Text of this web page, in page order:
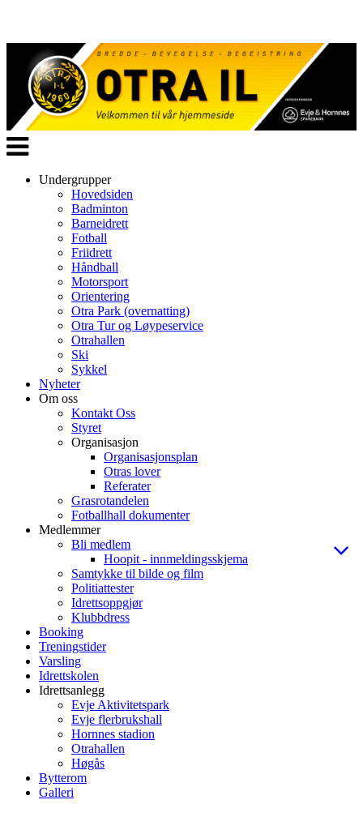
Veksle
navigasjon
Undergrupper
Hovedsiden
Badminton
Barneidrett
Fotball
Friidrett
Håndball
Motorsport
Orientering
Otra Park (overnatting)
Otra Tur og Løypeservice
Otrahallen
Ski
Sykkel
Nyheter
Om oss
Kontakt Oss
Styret
Organisasjon
Organisasjonsplan
Otras lover
Referater
Grasrotandelen
Fotballhall dokumenter
Medlemmer
Bli medlem
Hoopit - innmeldingsskjema
Samtykke til bilde og film
Politiattester
Idrettsoppgjør
Klubbdress
Booking
Treningstider
Varsling
Idrettskolen
Idrettsanlegg
Evje Aktivitetspark
Evje flerbrukshall
Hornnes stadion
Otrahallen
Høgås
Bytterom
Galleri